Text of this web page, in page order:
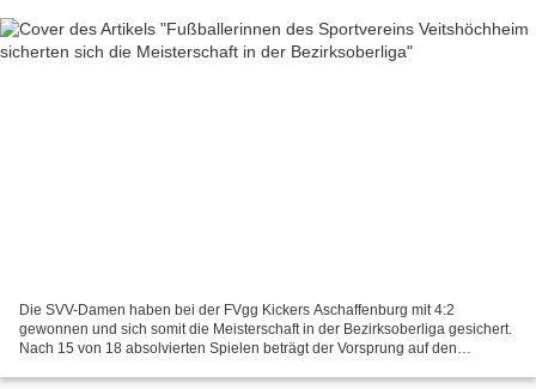
Die SVV-Damen haben bei der FVgg Kickers Aschaffenburg mit 4:2
gewonnen und sich somit die Meisterschaft in der Bezirksoberliga gesichert.
Nach 15 von 18 absolvierten Spielen beträgt der Vorsprung auf den